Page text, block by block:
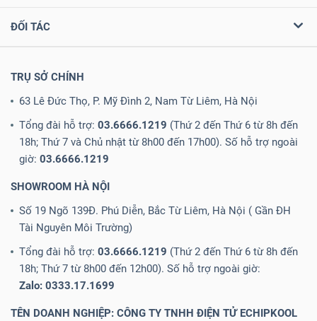
ĐỐI TÁC
TRỤ SỞ CHÍNH
63 Lê Đức Thọ, P. Mỹ Đình 2, Nam Từ Liêm, Hà Nội
Tổng đài hỗ trợ: 03.6666.1219 (Thứ 2 đến Thứ 6 từ 8h đến
18h; Thứ 7 và Chủ nhật từ 8h00 đến 17h00). Số hỗ trợ ngoài
giờ: 03.6666.1219
SHOWROOM HÀ NỘI
Số 19 Ngõ 139Đ. Phú Diễn, Bắc Từ Liêm, Hà Nội ( Gần ĐH
Tài Nguyên Môi Trường)
Tổng đài hỗ trợ: 03.6666.1219 (Thứ 2 đến Thứ 6 từ 8h đến
18h; Thứ 7 từ 8h00 đến 12h00). Số hỗ trợ ngoài giờ:
Zalo: 0333.17.1699
TÊN DOANH NGHIỆP: CÔNG TY TNHH ĐIỆN TỬ ECHIPKOOL